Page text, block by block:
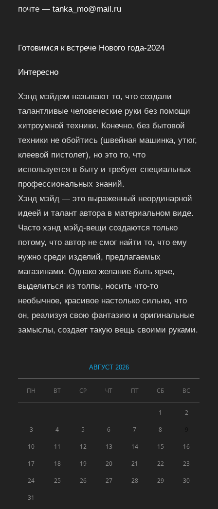
почте —tanka_mo@mail.ru
Готовимся к встрече Нового года-2024
Интересно
Хэнд мэйдом называют то, что создали
талантливые человеческие руки без помощи
хитроумной техники. Конечно, без бытовой
техники не обойтись (швейная машинка, утюг,
клеевой пистолет), но это то, что
используется в быту и требует специальных
профессиональных знаний.
Хэнд мэйд — это выраженный неординарной
идеей и талант автора в материальном виде.
Часто хэнд мэйд-вещи создаются только
потому, что автор не смог найти то, что ему
нужно среди изделий, предлагаемых
магазинами. Однако желание быть ярче,
выделиться из толпы, носить что-то
необычное, красивое настолько сильно, что
он, реализуя свою фантазию и оригинальные
замыслы, создает такую вещь своими руками.
АВГУСТ 2026
ПН ВТ СР ЧТ ПТ СБ ВС
1 2
3 4 5 6 7 8
10 11 12 13 14 15 16
17 18 19 20 21 22 23
24 25 26 27 28 29 30
31